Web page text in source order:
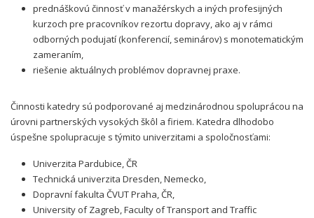
prednáškovú činnosť v manažérskych a iných profesijných
kurzoch pre pracovníkov rezortu dopravy, ako aj v rámci
odborných podujatí (konferencií, seminárov) s monotematickým
zameraním,
riešenie aktuálnych problémov dopravnej praxe.
Činnosti katedry sú podporované aj medzinárodnou spoluprácou na
úrovni partnerských vysokých škôl a firiem. Katedra dlhodobo
úspešne spolupracuje s týmito univerzitami a spoločnosťami:
Univerzita Pardubice, ČR
Technická univerzita Dresden, Nemecko,
Dopravní fakulta ČVUT Praha, ČR,
University of Zagreb, Faculty of Transport and Traffic